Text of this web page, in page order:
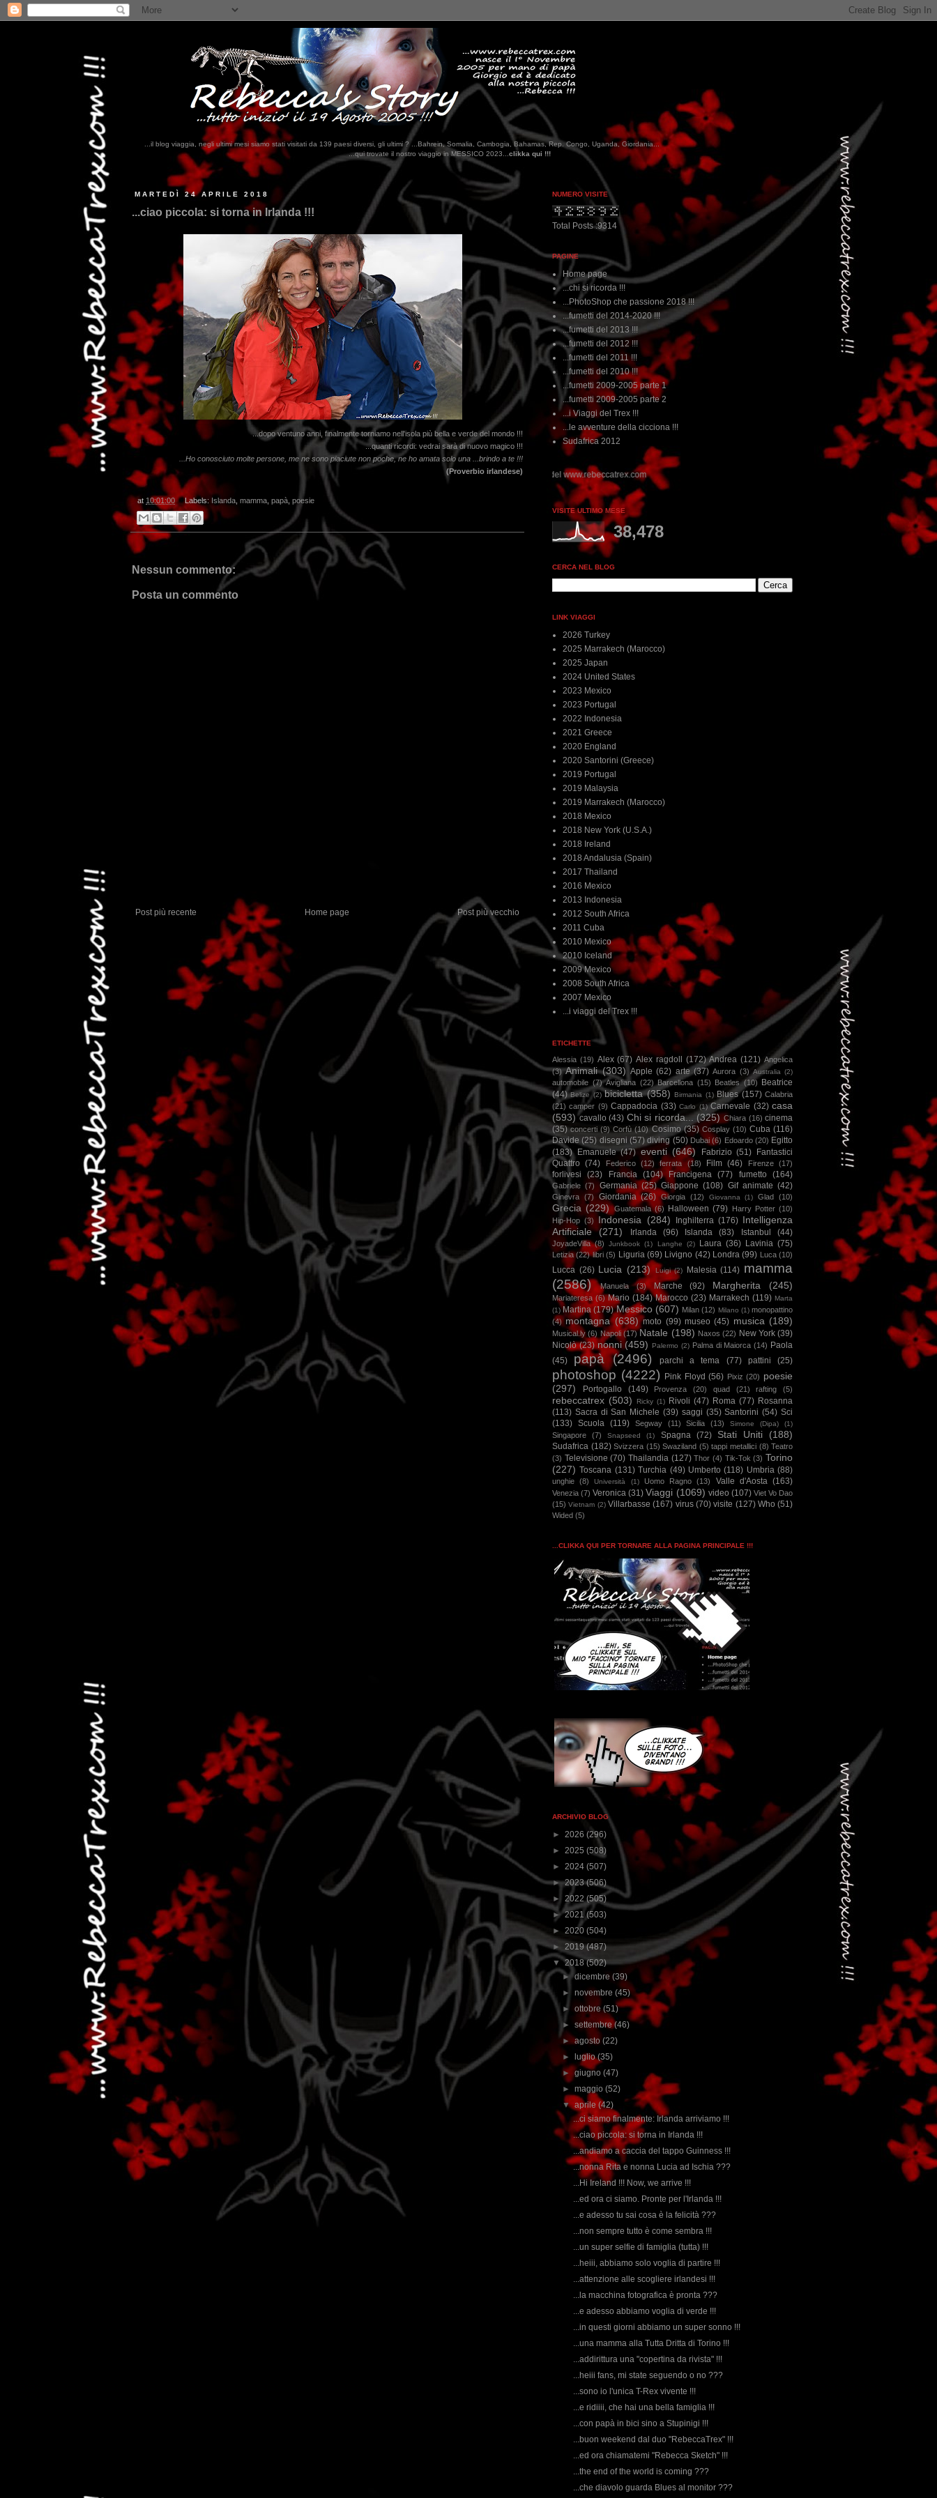
...il blog viaggia, negli ultimi mesi siamo stati visitati da 139 paesi diversi, gli ultimi ? ...Bahrein, Somalia, Cambogia, Bahamas, Rep. Congo, Uganda, Giordania...
...qui trovate il nostro viaggio in MESSICO 2023...clikka qui !!!
MARTEDÌ 24 APRILE 2018
...ciao piccola: si torna in Irlanda !!!
...dopo ventuno anni, finalmente torniamo nell'isola più bella e verde del mondo !!!
...quanti ricordi: vedrai sarà di nuovo magico !!!
...Ho conosciuto molte persone, me ne sono piaciute non poche, ne ho amata solo una ...brindo a te !!!
(Proverbio irlandese)
at 10:01:00 Labels: Islanda, mamma, papà, poesie
Nessun commento:
Posta un commento
Post più recente Post più vecchio
Home page
NUMERO VISITE
Total Posts :9314
PAGINE
Home page
...chi si ricorda !!!
...PhotoShop che passione 2018 !!!
...fumetti del 2014-2020 !!!
...fumetti del 2013 !!!
...fumetti del 2012 !!!
...fumetti del 2011 !!!
...fumetti del 2010 !!!
...fumetti 2009-2005 parte 1
...fumetti 2009-2005 parte 2
...i Viaggi del Trex !!!
...le avventure della cicciona !!!
Sudafrica 2012
...dai non perdere tempo, clikka "qui",
VISITE ULTIMO MESE
38,478
CERCA NEL BLOG
LINK VIAGGI
2026 Turkey
2025 Marrakech (Marocco)
2025 Japan
2024 United States
2023 Mexico
2023 Portugal
2022 Indonesia
2021 Greece
2020 England
2020 Santorini (Greece)
2019 Portugal
2019 Malaysia
2019 Marrakech (Marocco)
2018 Mexico
2018 New York (U.S.A.)
2018 Ireland
2018 Andalusia (Spain)
2017 Thailand
2016 Mexico
2013 Indonesia
2012 South Africa
2011 Cuba
2010 Mexico
2010 Iceland
2009 Mexico
2008 South Africa
2007 Mexico
...i viaggi del Trex !!!
ETICHETTE
Alessia (19) Alex (67) Alex ragdoll (172) Andrea (121) Angelica
(3) Animali (303) Apple (62) arte (37) Aurora (3) Australia (2)
automobile (7) Avigliana (22) Barcellona (15) Beatles (10)
Beatrice
(44) Belize (2) bicicletta (358) Birmania (1) Blues (157) Calabria
(21) camper (9) Cappadocia (33) Carlo (1) Carnevale (32) casa
(593) cavallo (43) Chi si ricorda... (325) Chiara (16) cinema
(35) concerti (9) Corfù (10) Cosimo (35) Cosplay (10) Cuba (116)
Davide (25) disegni (57) diving (50) Dubai (6) Edoardo (20) Egitto
(183)
Emanuele (47) eventi (646) Fabrizio (51)
Fantastici
Quattro (74) Federico (12) ferrata (18) Film (46) Firenze (17)
forlivesi (23) Francia (104) Francigena (77) fumetto (164)
Gabriele (7) Germania (25) Giappone (108) Gif animate (42)
Ginevra (7) Giordania (26) Giorgia (12) Giovanna (1) Glad (10)
Grecia (229) Guatemala (6) Halloween (79) Harry Potter (10)
Hip-Hop (3) Indonesia (284) Inghilterra (176) Intelligenza
Artificiale
(271) Irlanda (96) Islanda (83) Istanbul (44)
JoyadeVilla (8) Junkbook (1) Langhe (2) Laura (36) Lavinia (75)
Letizia (22) libri (5) Liguria (69) Livigno (42) Londra (99) Luca (10)
Lucca (26) Lucia (213) Luigi (2) Malesia (114) mamma
(2586)
Manuela (3) Marche (92) Margherita (245)
Mariateresa (6) Mario (184) Marocco (23) Marrakech (119) Marta
(1) Martina (179) Messico (607) Milan (12) Milano (1) monopattino
(4) montagna (638) moto (99) museo (45) musica (189)
Musical.ly (6) Napoli (17) Natale (198) Naxos (22) New York (39)
Nicolò (23) nonni (459) Palermo (2) Palma di Maiorca (14) Paola
(45)
papà (2496) parchi a tema (77) pattini (25)
photoshop (4222) Pink Floyd (56) Pixiz (20) poesie
(297)
Portogallo (149) Provenza (20) quad (21) rafting (5)
rebeccatrex (503) Ricky (1) Rivoli (47) Roma (77) Rosanna
(113) Sacra di San Michele (39) saggi (35) Santorini (54) Sci
(133) Scuola (119) Segway (11) Sicilia (13) Simone (Dipa) (1)
Singapore (7) Snapseed (1) Spagna (72) Stati Uniti (188)
Sudafrica (182) Svizzera (15) Swaziland (5) tappi metallici (8) Teatro
(3) Televisione (70) Thailandia (127) Thor (4) Tik-Tok (3) Torino
(227) Toscana (131) Turchia (49) Umberto (118) Umbria (88)
unghie (8) Università (1) Uomo Ragno (13) Valle d'Aosta (163)
Venezia (7) Veronica (31) Viaggi (1069) video (107) Viet Vo Dao
(15) Vietnam (2) Villarbasse (167) virus (70) visite (127) Who (51)
Wided (5)
...CLIKKA QUI PER TORNARE ALLA PAGINA PRINCIPALE !!!
ARCHIVIO BLOG
► 2026 (296)
► 2025 (508)
► 2024 (507)
►2023(506)
► 2022(505)
►2021(503)
► 2020 (504)
► 2019(487)
▼2018(502)
►dicembre(39)
►novembre(45)
►ottobre(51)
►settembre(46)
►agosto(22)
►
luglio(35)
►giugno(47)
►maggio(52)
▼aprile(42)
...ci siamo finalmente: Irlanda arriviamo !!!
...ciao piccola: si torna in Irlanda !!!
...andiamo a caccia del tappo Guinness !!!
...nonna Rita e nonna Lucia ad Ischia ???
...Hi Ireland !!! Now, we arrive !!!
...ed ora ci siamo. Pronte per l'Irlanda !!!
...e adesso tu sai cosa è la felicità ???
...non sempre tutto è come sembra !!!
...un super selfie di famiglia (tutta) !!!
...heiii, abbiamo solo voglia di partire !!!
...attenzione alle scogliere irlandesi !!!
...la macchina fotografica è pronta ???
...e adesso abbiamo voglia di verde !!!
...in questi giorni abbiamo un super sonno !!!
...una mamma alla Tutta Dritta di Torino !!!
...addirittura una "copertina da rivista" !!!
...heiii fans, mi state seguendo o no ???
...sono io l'unica T-Rex vivente !!!
...e ridiiii, che hai una bella famiglia !!!
...con papà in bici sino a Stupinigi !!!
...buon weekend dal duo "RebeccaTrex" !!!
...ed ora chiamatemi "Rebecca Sketch" !!!
...the end of the world is coming ???
...che diavolo guarda Blues al monitor ???